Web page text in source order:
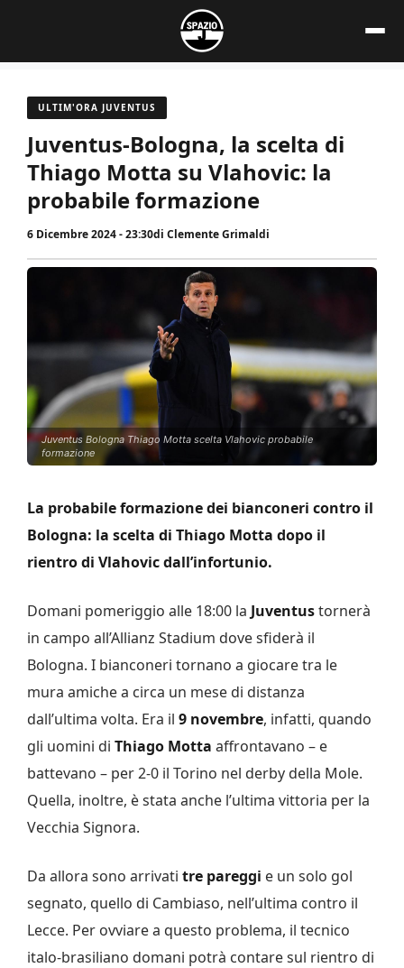
contenuto
ULTIM'ORA JUVENTUS
Juventus-Bologna, la scelta di
Thiago Motta su Vlahovic: la
probabile formazione
6 Dicembre 2024 - 23:30di Clemente Grimaldi
Juventus Bologna Thiago Motta scelta Vlahovic probabile
formazione
La probabile formazione dei bianconeri contro il
Bologna: la scelta di Thiago Motta dopo il
rientro di Vlahovic dall’infortunio.
Domani pomeriggio alle 18:00 la Juventustornerà
in campo all’Allianz Stadium dove sfiderà il
Bologna. I bianconeri tornano a giocare tra le
mura amiche a circa un mese di distanza
dall’ultima volta. Era il 9 novembre, infatti, quando
gli uomini di Thiago Motta affrontavano – e
battevano – per 2-0 il Torino nel derby della Mole.
Quella, inoltre, è stata anche l’ultima vittoria per la
Vecchia Signora.
Da allora sono arrivati tre pareggi e un solo gol
segnato, quello di Cambiaso, nell’ultima contro il
Lecce. Per ovviare a questo problema, il tecnico
italo-brasiliano domani potrà contare sul rientro di